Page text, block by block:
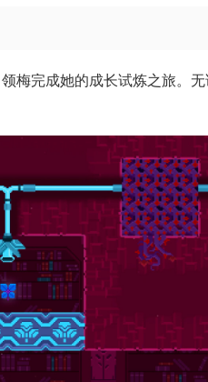
梅完成她的成长试炼之旅。